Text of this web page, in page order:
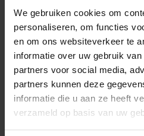
We gebruiken cookies om
personaliseren, om functies
en om ons websiteverkeer te
informatie over uw gebruik
partners voor social media,
partners kunnen deze
informatie die u aan ze heeft
verzameld op basis van uw
Daarnaast heeftde P&V
prijzen gewonnen voor
aanpak op het gebied
.
Meer weten over de
Lees het persbericht op